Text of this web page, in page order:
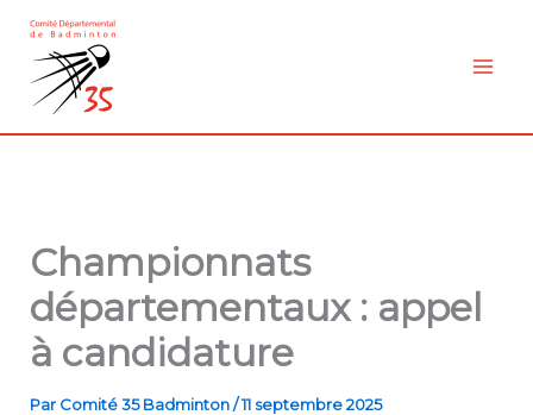
contenu
Championnats
départementaux : appel
à candidature
Par Comité 35 Badminton/11 septembre 2025